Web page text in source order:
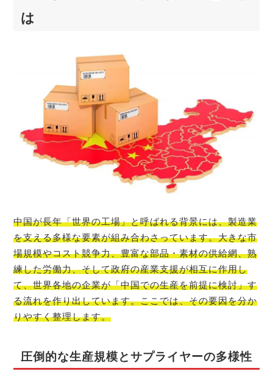
は
中国が長年「世界の工場」と呼ばれる背景には、製造業
を支える多様な要素が組み合わさっています。大きな市
場規模やコスト競争力、豊富な部品・素材の供給網、熟
練した労働力、そして政府の産業支援が相互に作用し
て、世界各地の企業が「中国での生産を前提に検討」す
る流れを作り出しています。ここでは、その要因を分か
りやすく整理します。
圧倒的な生産規模とサプライヤーの多様性